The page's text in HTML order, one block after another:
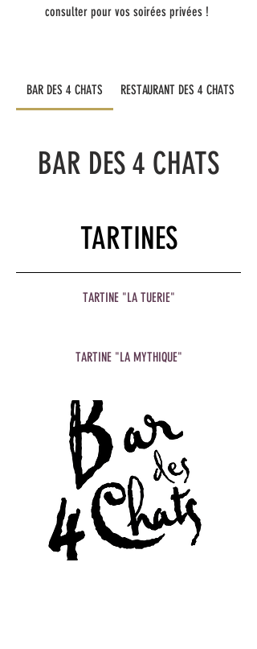
consulter pour vos soirées privées !
BAR DES 4 CHATS RESTAURANT DES 4 CHATS
BAR DES 4 CHATS
TARTINES
TARTINE "LA TUERIE"
TARTINE "LA MYTHIQUE"